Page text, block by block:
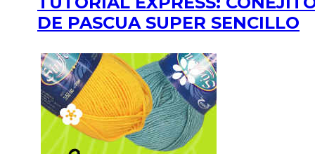
DE PASCUA SUPER SENCILLO